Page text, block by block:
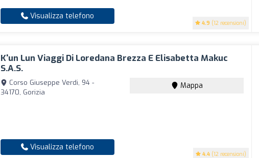
4.9 (12 recensioni)
Visualizza telefono
K'un Lun Viaggi Di Loredana Brezza E Elisabetta Makuc
S.a.s.
4.4 (12 recensioni)
Corso Giuseppe Verdi, 94 -
34170, Gorizia
Mappa
Visualizza telefono